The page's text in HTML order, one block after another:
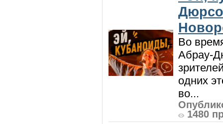
Во
Абрау-
одних
во...
1480